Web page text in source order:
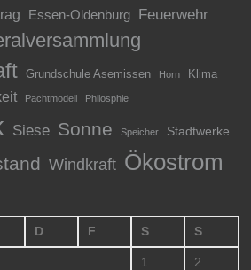
Essen-Oldenburg
Feuerwehr
Grundschule Asemissen Horn Klima
Pachtmodell Philosphie
Siese Sonne Speicher Stadtwerke
Windkraft Ökostrom
D F S S
1 2